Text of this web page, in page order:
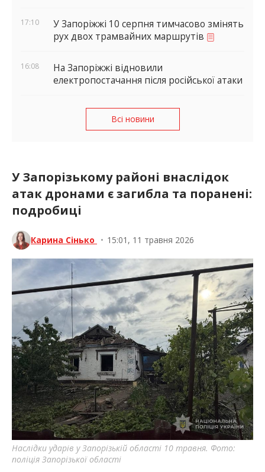
17:10
У Запоріжжі 10 серпня тимчасово змінять
рух двох трамвайних маршрутів
16:08
На Запоріжжі відновили
електропостачання після російської атаки
Всі новини
У Запорізькому районі внаслідок
атак дронами є загибла та поранені:
подробиці
Карина Сінько • 15:01, 11 травня 2026
Наслідки ударів у Запорізькій області 10 травня. Фото:
поліція Запорізької області